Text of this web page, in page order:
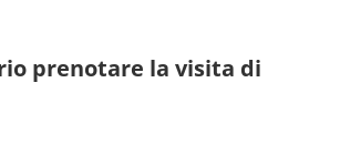
prenotare la visita di